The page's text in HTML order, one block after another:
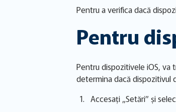
Pentru a verifica dacă
Pentru
Pentru dispozitivele iOS, va
determina dacă dispozitivul
Accesați „Setări” și